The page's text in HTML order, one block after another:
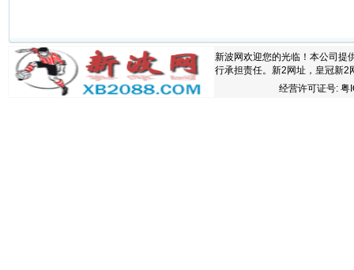
新波网欢迎您的光临！本公司提
行承担责任。新2网址，皇冠新
经营许可证号: 粤